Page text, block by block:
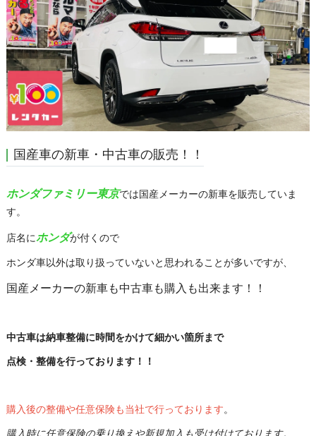
国産車の新車・中古車の販売！！
ホンダファミリー東京では国産メーカーの新車を販売していま
す。
店名にホンダが付くので
ホンダ車以外は取り扱っていないと思われることが多いですが、
国産メーカーの新車も中古車も購入も出来ます！！
中古車は納車整備に時間をかけて細かい箇所まで
点検・整備を行っております！！
購入後の整備や任意保険も当社で行っております。
購入時に任意保険の乗り換えや新規加入も受け付けております。